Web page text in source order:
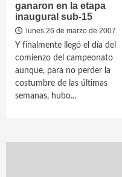
ganaron en la etapa
inaugural sub-15
lunes 26 de marzo de 2007
Y finalmente llegó el día del
comienzo del campeonato
aunque, para no perder la
costumbre de las últimas
semanas, hubo...